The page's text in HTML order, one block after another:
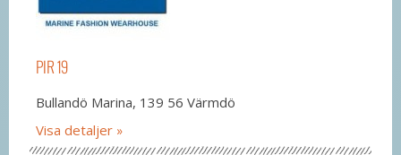
PIR 19
Bullandö Marina, 139 56 Värmdö
Visa detaljer